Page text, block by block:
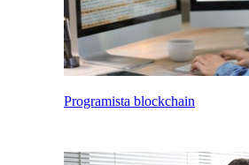
Programista blockchain